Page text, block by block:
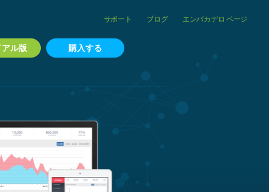
アル版 購入する
サポート ブログ エンバカデロ ページ